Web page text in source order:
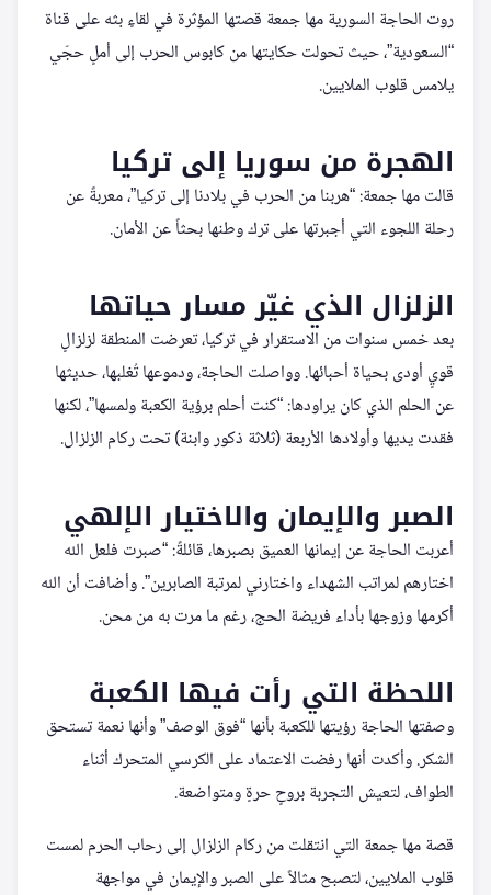
روت الحاجة السورية مها جمعة قصتها المؤثرة في لقاءٍ بثه على قناة
“السعودية”، حيث تحولت حكايتها من كابوس الحرب إلى أملٍ حجّي
يلامس قلوب الملايين.
الهجرة من سوريا إلى تركيا
قالت مها جمعة: “هربنا من الحرب في بلادنا إلى تركيا”، معربةً عن
رحلة اللجوء التي أجبرتها على ترك وطنها بحثاً عن الأمان.
الزلزال الذي غيّر مسار حياتها
بعد خمس سنوات من الاستقرار في تركيا، تعرضت المنطقة لزلزالٍ
قويٍ أودى بحياة أحبائها. وواصلت الحاجة، ودموعها تُغلبها، حديثها
عن الحلم الذي كان يراودها: “كنت أحلم برؤية الكعبة ولمسها”، لكنها
فقدت يديها وأولادها الأربعة (ثلاثة ذكور وابنة) تحت ركام الزلزال.
الصبر والإيمان والاختيار الإلهي
أعربت الحاجة عن إيمانها العميق بصبرها، قائلةً: “صبرت فلعل الله
اختارهم لمراتب الشهداء واختارني لمرتبة الصابرين”. وأضافت أن الله
أكرمها وزوجها بأداء فريضة الحج، رغم ما مرت به من محن.
اللحظة التي رأت فيها الكعبة
وصفتها الحاجة رؤيتها للكعبة بأنها “فوق الوصف” وأنها نعمة تستحق
الشكر. وأكدت أنها رفضت الاعتماد على الكرسي المتحرك أثناء
الطواف، لتعيش التجربة بروحٍ حرةٍ ومتواضعة.
قصة مها جمعة التي انتقلت من ركام الزلزال إلى رحاب الحرم لمست
قلوب الملايين، لتصبح مثالاً على الصبر والإيمان في مواجهة